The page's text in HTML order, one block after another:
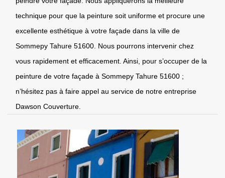
technique pour que la peinture soit uniforme et procure une
excellente esthétique à votre façade dans la ville de
Sommepy Tahure 51600. Nous pourrons intervenir chez
vous rapidement et efficacement. Ainsi, pour s’occuper de la
peinture de votre façade à Sommepy Tahure 51600 ;
n’hésitez pas à faire appel au service de notre entreprise
Dawson Couverture.